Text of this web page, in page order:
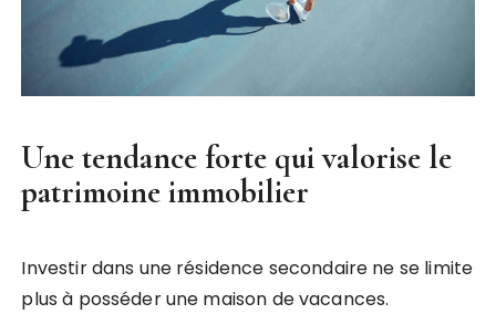
Une tendance forte qui valorise le
patrimoine immobilier
Investir dans une résidence secondaire ne se limite
plus à posséder une maison de vacances.